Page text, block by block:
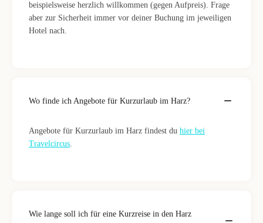
beispielsweise herzlich willkommen (gegen Aufpreis). Frage
aber zur Sicherheit immer vor deiner Buchung im jeweiligen
Hotel nach.
Wo finde ich Angebote für Kurzurlaub im Harz?
Angebote für Kurzurlaub im Harz findest du hier bei
Travelcircus.
Wie lange soll ich für eine Kurzreise in den Harz